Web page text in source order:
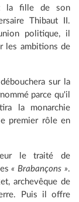
la fille de son
Thibaut II.
politique, il
les ambitions de
sur la
parce qu'il
la monarchie
premier rôle en
le traité de
« Brabançons ».
archevêque de
Puis il offre